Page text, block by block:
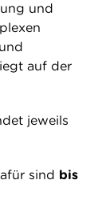
und
auf der
jeweils
sind bis